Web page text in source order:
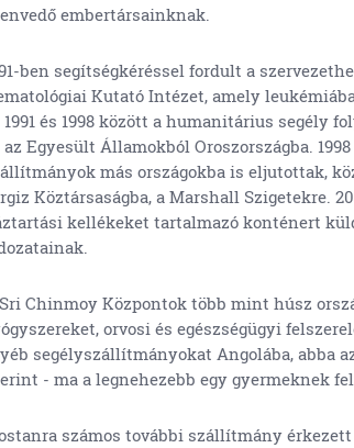
embertársainknak.
ben segítségkéréssel fordult a
Kutató Intézet, amely
1991 és 1998 között a humanitárius segély
az Egyesült Államokból Oroszországba.
más országokba is eljutottak,
Köztársaságba, a Marshall Szigetekre.
kellékeket tartalmazó konténert
Chinmoy Központok több mint húsz
orvosi és egészségügyi
segélyszállítmányokat Angolába, abba
- ma a legnehezebb egy gyermeknek
számos további szállítmány